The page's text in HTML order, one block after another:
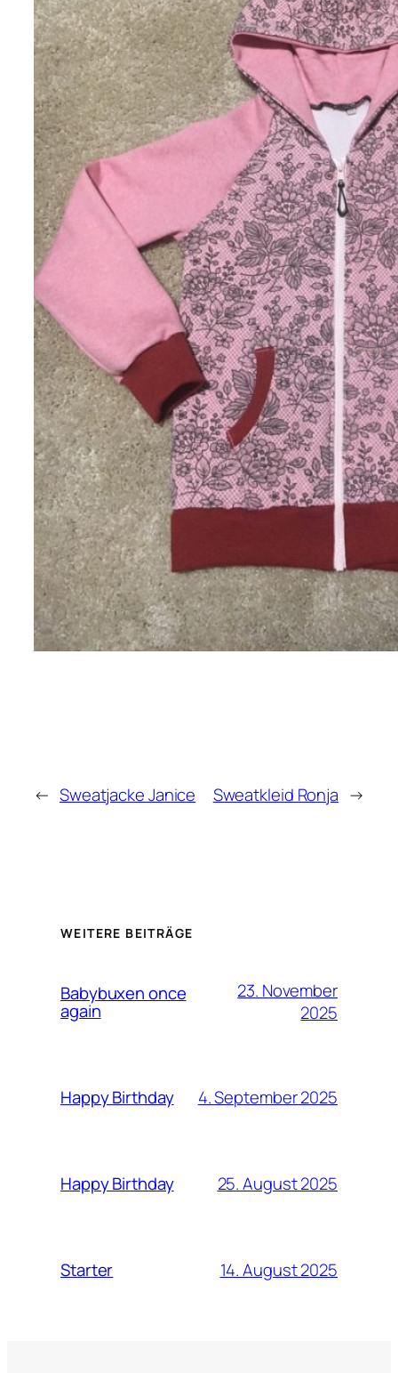
← Sweatjacke Janice Sweatkleid Ronja →
WEITERE BEITRÄGE
Babybuxen once
again
23. November
2025
Happy Birthday 4. September 2025
Happy Birthday 25. August 2025
Starter 14. August 2025